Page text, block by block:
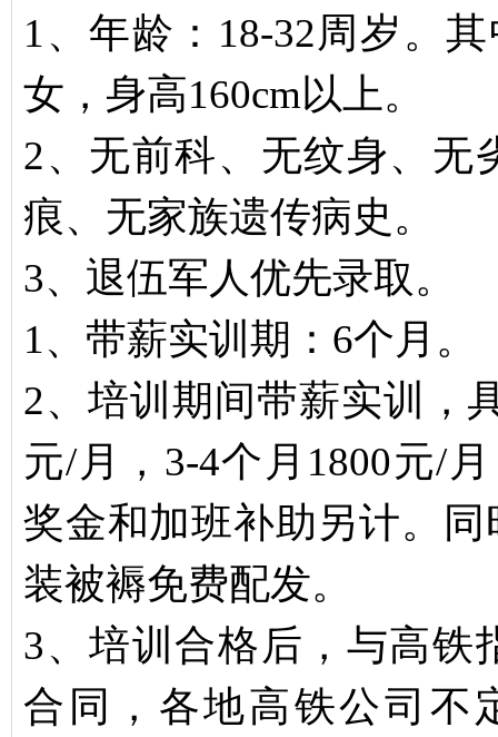
1、年龄：18-32周岁。
女，身高160cm以上。
2、无前科、无纹身、无
痕、无家族遗传病史。
3、退伍军人优先录取。
1、带薪实训期：6个月。
2、培训期间带薪实训，
元/月，3-4个月1800元/
奖金和加班补助另计。
装被褥免费配发。
3、培训合格后，与高铁
合同，各地高铁公司不